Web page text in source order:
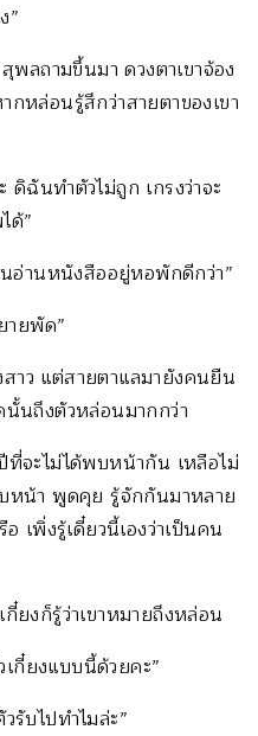
”
พลถามขึ้นมา ดวงตาเขาจ้อง
หล่อนรู้สึกว่าสายตาของเขา
ฉันทำตัวไม่ถูก เกรงว่าจะ
ด้”
นอ่านหนังสืออยู่หอพักดีกว่า”
ายพัด”
ว แต่สายตาแลมายังคนยืน
นั้นถึงตัวหล่อนมากกว่า
ที่จะไม่ได้พบหน้ากัน เหลือไม่
หน้า พูดคุย รู้จักกันมาหลาย
เพิ่งรู้เดี๋ยวนี้เองว่าเป็นคน
ยงก็รู้ว่าเขาหมายถึงหล่อน
กี๋ยงแบบนี้ด้วยคะ”
รับไปทำไมล่ะ”